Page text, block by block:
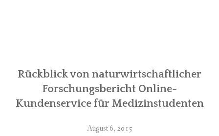
Rückblick von naturwirtschaftlicher
Forschungsbericht Online-
Kundenservice für Medizinstudenten
August 6, 2015